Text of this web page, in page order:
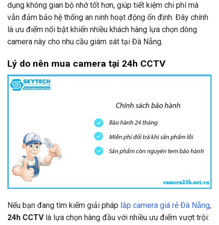
dụng không gian bộ nhớ tốt hơn, giúp tiết kiệm chi phí mà
vẫn đảm bảo hệ thống an ninh hoạt động ổn định. Đây chính
là ưu điểm nổi bật khiến nhiều khách hàng lựa chọn dòng
camera này cho nhu cầu giám sát tại Đà Nẵng.
Lý do nên mua camera tại 24h CCTV
Nếu bạn đang tìm kiếm giải pháp lắp camera giá rẻ Đà Nẵng,
24h CCTVlà lựa chọn hàng đầu với nhiều ưu điểm vượt trội: